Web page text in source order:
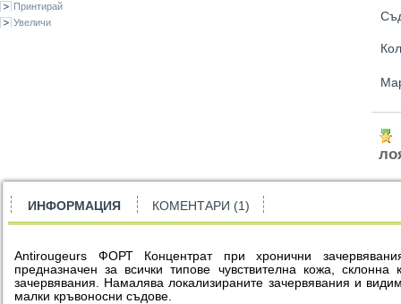
Принтирай
Увеличи
ИНФОРМАЦИЯ КОМЕНТАРИ (1)
Antirougeurs ФОРТ Концентрат при хронични
предназначен за всички типове чувствителна кожа, склонна
зачервявания. Намалява локализираните зачервявания и
малки кръвоносни съдове.